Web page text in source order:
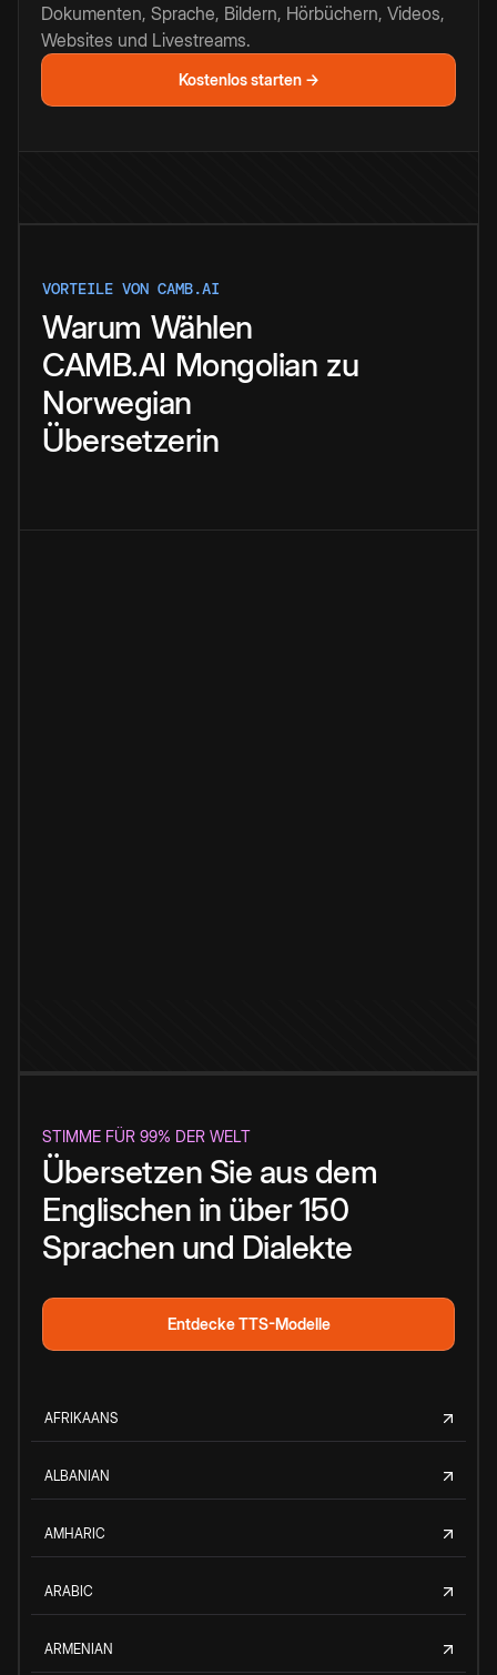
Dokumenten, Sprache, Bildern, Hörbüchern, Videos,
Websites und Livestreams.
Kostenlos starten →
VORTEILE VON CAMB.AI
Warum Wählen
CAMB.AI Mongolian zu
Norwegian
Übersetzerin
STIMME FÜR 99% DER WELT
Übersetzen Sie aus dem
Englischen in über 150
Sprachen und Dialekte
Entdecke TTS-Modelle
AFRIKAANS
ALBANIAN
AMHARIC
ARABIC
ARMENIAN